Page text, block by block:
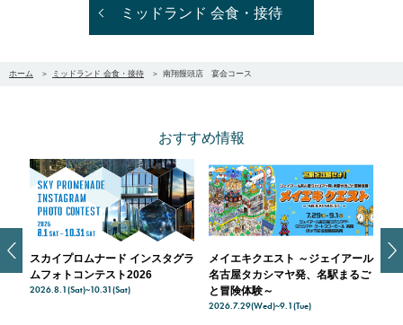
ミッドランド 会食・接待
ホーム ミッドランド 会食・接待 南翔饅頭店 宴会コース
おすすめ情報
スカイプロムナード インスタグラ
ムフォトコンテスト2026
2026.8.1(Sat)~10.31(Sat)
メイエキクエスト ～ジェイアール
名古屋タカシマヤ発、名駅まるご
と冒険体験～
2026.7.29(Wed)~9.1(Tue)
ス
入